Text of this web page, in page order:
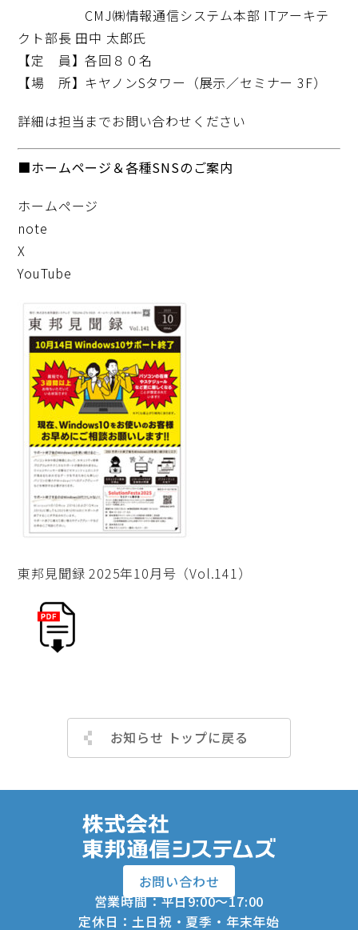
CMJ㈱情報通信システム本部 ITアーキテ
クト部長 田中 太郎氏
【定 員】各回８０名
【場 所】キヤノンSタワー（展示／セミナー 3F）
詳細は担当までお問い合わせください
■ホームページ＆各種SNSのご案内
ホームページ
note
X
YouTube
東邦見聞録 2025年10月号（Vol.141）
お知らせ トップに戻る
お問い合わせ
営業時間：平日9:00～17:00
定休日：土日祝・夏季・年末年始